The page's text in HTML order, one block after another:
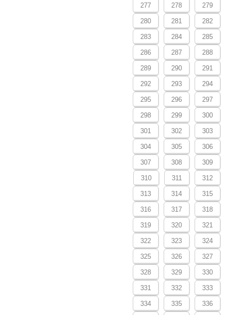
277 278 279
280 281 282
283 284 285
286 287 288
289 290 291
292 293 294
295 296 297
298 299 300
301 302 303
304 305 306
307 308 309
310 311 312
313 314 315
316 317 318
319 320 321
322 323 324
325 326 327
328 329 330
331 332 333
334 335 336